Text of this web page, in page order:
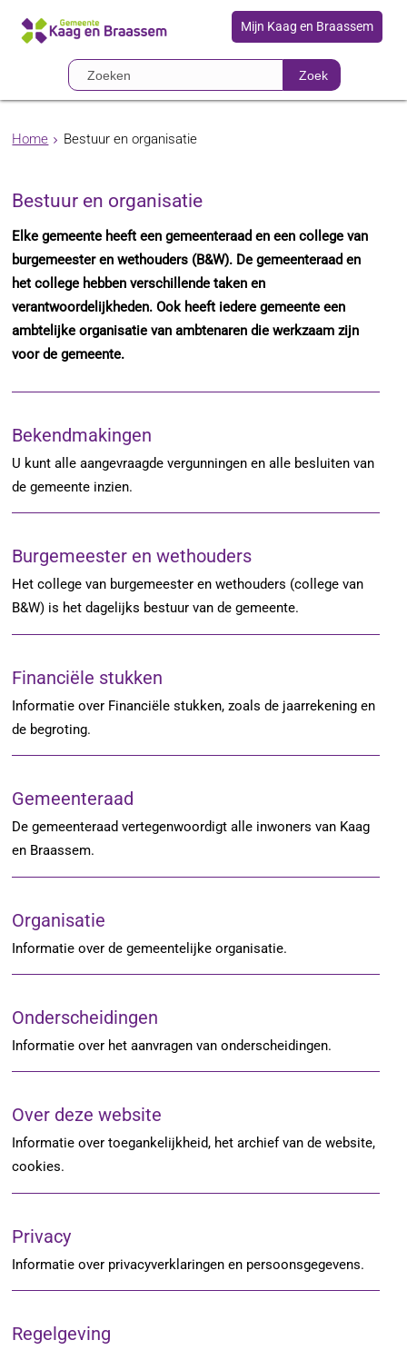
Mijn Kaag en Braassem
Zoek
Home Bestuur en organisatie
Bestuur en organisatie
Elke gemeente heeft een gemeenteraad en een college van
burgemeester en wethouders (B&W). De gemeenteraad en
het college hebben verschillende taken en
verantwoordelijkheden. Ook heeft iedere gemeente een
ambtelijke organisatie van ambtenaren die werkzaam zijn
voor de gemeente.
Bekendmakingen
U kunt alle aangevraagde vergunningen en alle besluiten van
de gemeente inzien.
Burgemeester en wethouders
Het college van burgemeester en wethouders (college van
B&W) is het dagelijks bestuur van de gemeente.
Financiële stukken
Informatie over Financiële stukken, zoals de jaarrekening en
de begroting.
Gemeenteraad
De gemeenteraad vertegenwoordigt alle inwoners van Kaag
en Braassem.
Organisatie
Informatie over de gemeentelijke organisatie.
Onderscheidingen
Informatie over het aanvragen van onderscheidingen.
Over deze website
Informatie over toegankelijkheid, het archief van de website,
cookies.
Privacy
Informatie over privacyverklaringen en persoonsgegevens.
Regelgeving